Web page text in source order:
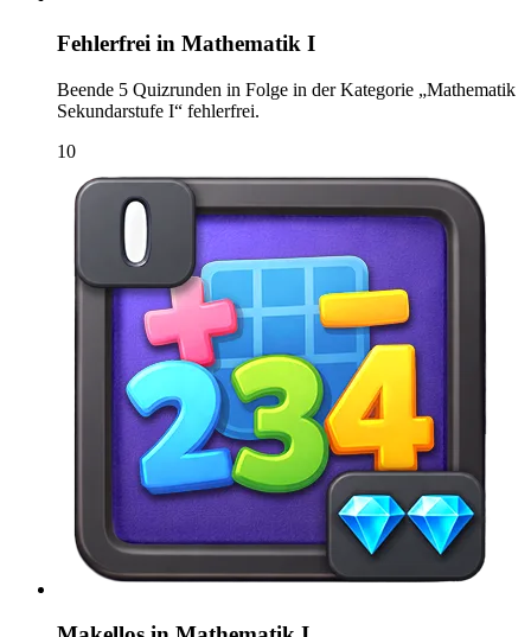
Fehlerfrei in Mathematik I
Beende 5 Quizrunden in Folge in der Kategorie „Mathematik
Sekundarstufe I“ fehlerfrei.
10